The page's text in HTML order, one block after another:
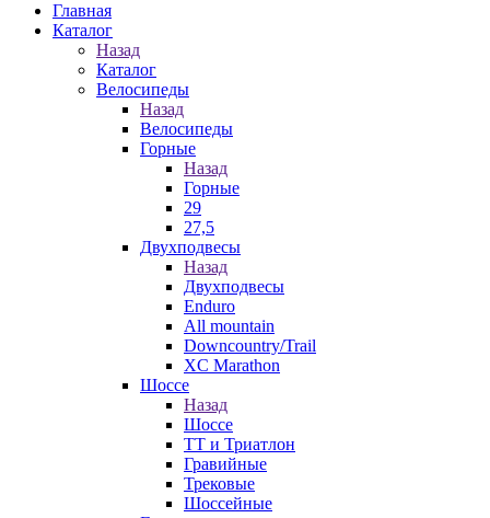
Главная
Каталог
Назад
Каталог
Велосипеды
Назад
Велосипеды
Горные
Назад
Горные
29
27,5
Двухподвесы
Назад
Двухподвесы
Enduro
All mountain
Downcountry/Trail
XC Marathon
Шоссе
Назад
Шоссе
ТТ и Триатлон
Гравийные
Трековые
Шоссейные